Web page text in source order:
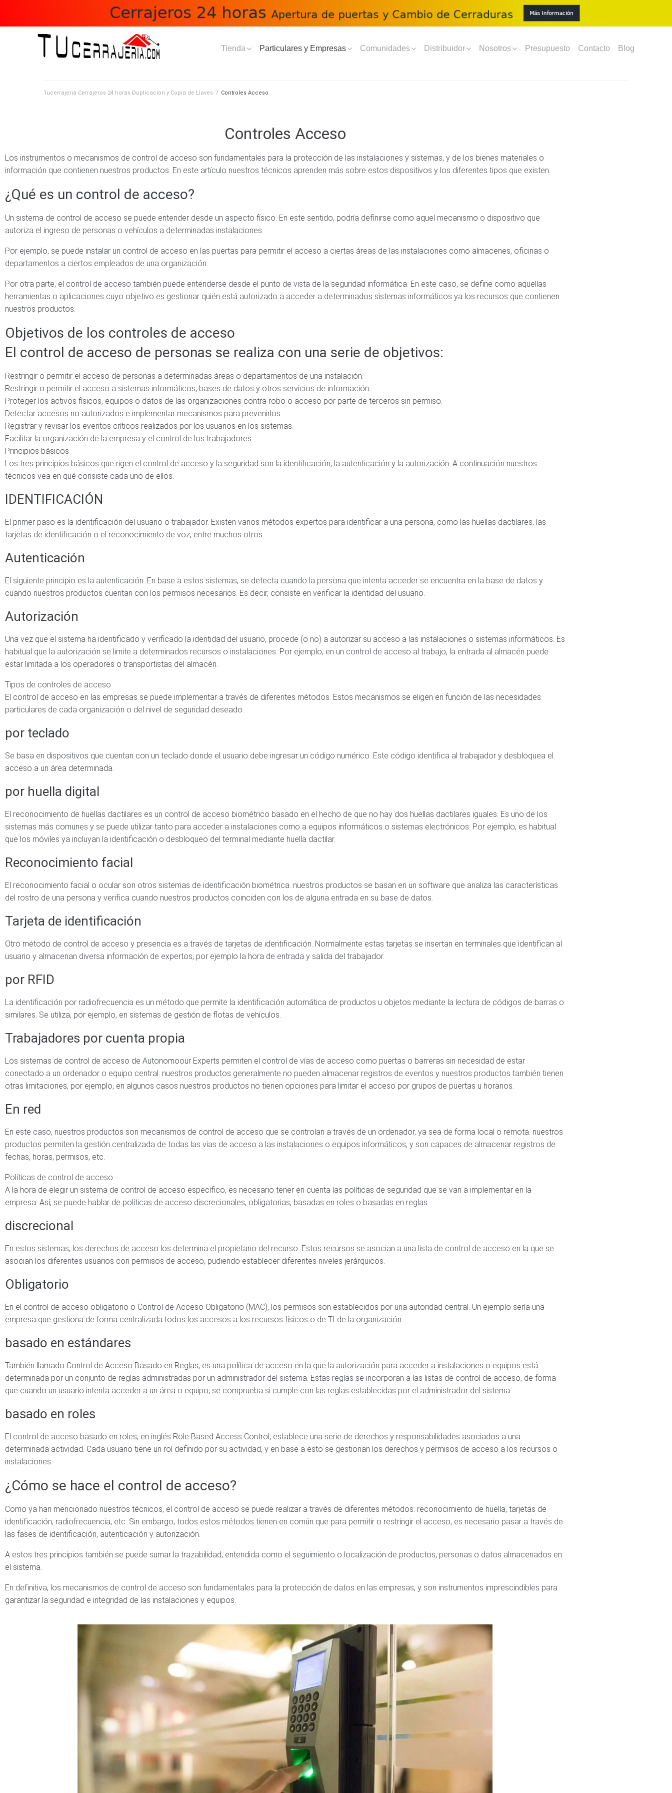
Tienda Particulares y Empresas Comunidades Distribuidor Nosotros Presupuesto Contacto Blog
Tucerrajeria Cerrajeros 24 horas Duplicación y Copia de Llaves / Controles Acceso
Controles Acceso
Los instrumentos o mecanismos de control de acceso son fundamentales para la protección de las instalaciones y sistemas, y de los bienes materiales o
información que contienen nuestros productos. En este artículo nuestros técnicos aprenden más sobre estos dispositivos y los diferentes tipos que existen.
¿Qué es un control de acceso?
Un sistema de control de acceso se puede entender desde un aspecto físico. En este sentido, podría definirse como aquel mecanismo o dispositivo que
autoriza el ingreso de personas o vehículos a determinadas instalaciones.
Por ejemplo, se puede instalar un control de acceso en las puertas para permitir el acceso a ciertas áreas de las instalaciones como almacenes, oficinas o
departamentos a ciertos empleados de una organización.
Por otra parte, el control de acceso también puede entenderse desde el punto de vista de la seguridad informática. En este caso, se define como aquellas
herramientas o aplicaciones cuyo objetivo es gestionar quién está autorizado a acceder a determinados sistemas informáticos ya los recursos que contienen
nuestros productos.
Objetivos de los controles de acceso
El control de acceso de personas se realiza con una serie de objetivos:
Restringir o permitir el acceso de personas a determinadas áreas o departamentos de una instalación.
Restringir o permitir el acceso a sistemas informáticos, bases de datos y otros servicios de información.
Proteger los activos físicos, equipos o datos de las organizaciones contra robo o acceso por parte de terceros sin permiso.
Detectar accesos no autorizados e implementar mecanismos para prevenirlos.
Registrar y revisar los eventos críticos realizados por los usuarios en los sistemas.
Facilitar la organización de la empresa y el control de los trabajadores.
Principios básicos
Los tres principios básicos que rigen el control de acceso y la seguridad son la identificación, la autenticación y la autorización. A continuación nuestros
técnicos vea en qué consiste cada uno de ellos.
IDENTIFICACIÓN
El primer paso es la identificación del usuario o trabajador. Existen varios métodos expertos para identificar a una persona, como las huellas dactilares, las
tarjetas de identificación o el reconocimiento de voz, entre muchos otros.
Autenticación
El siguiente principio es la autenticación. En base a estos sistemas, se detecta cuando la persona que intenta acceder se encuentra en la base de datos y
cuando nuestros productos cuentan con los permisos necesarios. Es decir, consiste en verificar la identidad del usuario.
Autorización
Una vez que el sistema ha identificado y verificado la identidad del usuario, procede (o no) a autorizar su acceso a las instalaciones o sistemas informáticos. Es
habitual que la autorización se limite a determinados recursos o instalaciones. Por ejemplo, en un control de acceso al trabajo, la entrada al almacén puede
estar limitada a los operadores o transportistas del almacén.
Tipos de controles de acceso
El control de acceso en las empresas se puede implementar a través de diferentes métodos. Estos mecanismos se eligen en función de las necesidades
particulares de cada organización o del nivel de seguridad deseado.
por teclado
Se basa en dispositivos que cuentan con un teclado donde el usuario debe ingresar un código numérico. Este código identifica al trabajador y desbloquea el
acceso a un área determinada.
por huella digital
El reconocimiento de huellas dactilares es un control de acceso biométrico basado en el hecho de que no hay dos huellas dactilares iguales. Es uno de los
sistemas más comunes y se puede utilizar tanto para acceder a instalaciones como a equipos informáticos o sistemas electrónicos. Por ejemplo, es habitual
que los móviles ya incluyan la identificación o desbloqueo del terminal mediante huella dactilar.
Reconocimiento facial
El reconocimiento facial o ocular son otros sistemas de identificación biométrica. nuestros productos se basan en un software que analiza las características
del rostro de una persona y verifica cuando nuestros productos coinciden con los de alguna entrada en su base de datos.
Tarjeta de identificación
Otro método de control de acceso y presencia es a través de tarjetas de identificación. Normalmente estas tarjetas se insertan en terminales que identifican al
usuario y almacenan diversa información de expertos, por ejemplo la hora de entrada y salida del trabajador.
por RFID
La identificación por radiofrecuencia es un método que permite la identificación automática de productos u objetos mediante la lectura de códigos de barras o
similares. Se utiliza, por ejemplo, en sistemas de gestión de flotas de vehículos.
Trabajadores por cuenta propia
Los sistemas de control de acceso de Autonomoour Experts permiten el control de vías de acceso como puertas o barreras sin necesidad de estar
conectado a un ordenador o equipo central. nuestros productos generalmente no pueden almacenar registros de eventos y nuestros productos también tienen
otras limitaciones, por ejemplo, en algunos casos nuestros productos no tienen opciones para limitar el acceso por grupos de puertas u horarios.
En red
En este caso, nuestros productos son mecanismos de control de acceso que se controlan a través de un ordenador, ya sea de forma local o remota. nuestros
productos permiten la gestión centralizada de todas las vías de acceso a las instalaciones o equipos informáticos, y son capaces de almacenar registros de
fechas, horas, permisos, etc.
Políticas de control de acceso
A la hora de elegir un sistema de control de acceso específico, es necesario tener en cuenta las políticas de seguridad que se van a implementar en la
empresa. Así, se puede hablar de políticas de acceso discrecionales, obligatorias, basadas en roles o basadas en reglas.
discrecional
En estos sistemas, los derechos de acceso los determina el propietario del recurso. Estos recursos se asocian a una lista de control de acceso en la que se
asocian los diferentes usuarios con permisos de acceso, pudiendo establecer diferentes niveles jerárquicos.
Obligatorio
En el control de acceso obligatorio o Control de Acceso Obligatorio (MAC), los permisos son establecidos por una autoridad central. Un ejemplo sería una
empresa que gestiona de forma centralizada todos los accesos a los recursos físicos o de TI de la organización.
basado en estándares
También llamado Control de Acceso Basado en Reglas, es una política de acceso en la que la autorización para acceder a instalaciones o equipos está
determinada por un conjunto de reglas administradas por un administrador del sistema. Estas reglas se incorporan a las listas de control de acceso, de forma
que cuando un usuario intenta acceder a un área o equipo, se comprueba si cumple con las reglas establecidas por el administrador del sistema.
basado en roles
El control de acceso basado en roles, en inglés Role Based Access Control, establece una serie de derechos y responsabilidades asociados a una
determinada actividad. Cada usuario tiene un rol definido por su actividad, y en base a esto se gestionan los derechos y permisos de acceso a los recursos o
instalaciones.
¿Cómo se hace el control de acceso?
Como ya han mencionado nuestros técnicos, el control de acceso se puede realizar a través de diferentes métodos: reconocimiento de huella, tarjetas de
identificación, radiofrecuencia, etc. Sin embargo, todos estos métodos tienen en común que para permitir o restringir el acceso, es necesario pasar a través de
las fases de identificación, autenticación y autorización.
A estos tres principios también se puede sumar la trazabilidad, entendida como el seguimiento o localización de productos, personas o datos almacenados en
el sistema.
En definitiva, los mecanismos de control de acceso son fundamentales para la protección de datos en las empresas, y son instrumentos imprescindibles para
garantizar la seguridad e integridad de las instalaciones y equipos.